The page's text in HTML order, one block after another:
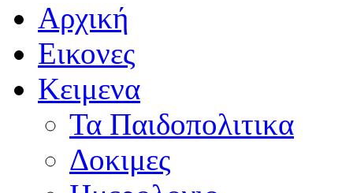
Αρχική
Εικονες
Κειμενα
Τα Παιδοπολιτικα
Δοκιμες